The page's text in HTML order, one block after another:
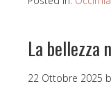
La bellezza
22 Ottobre 2025